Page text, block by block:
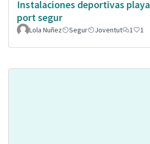
Instalaciones deportivas playa
port segur
Lola Nuñez Segur Joventut 1 1